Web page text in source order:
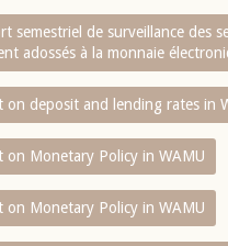
semestriel de surveillance des
adossés à la monnaie
on deposit and lending rates in
on Monetary Policy in WAMU
on Monetary Policy in WAMU